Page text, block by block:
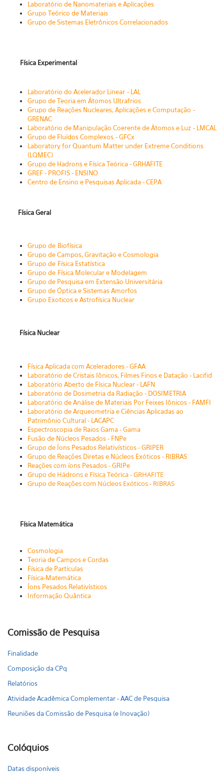
Laboratório de Nanomateriais e Aplicações
Grupo Teórico de Materiais
Grupo de Sistemas Eletrônicos Correlacionados
Física Experimental
Laboratório do Acelerador Linear - LAL
Grupo de Teoria em Átomos Ultrafrios
Grupo de Reações Nucleares, Aplicações e Computação -
GRENAC
Laboratório de Manipulação Coerente de Átomos e Luz - LMCAL
Grupo de Fluídos Complexos - GFCx
Laboratory for Quantum Matter under Extreme Conditions
(LQMEC)
Grupo de Hadrons e Física Teórica - GRHAFITE
GREF - PROFIS - ENSINO
Centro de Ensino e Pesquisas Aplicada - CEPA
Física Geral
Grupo de Biofísica
Grupo de Campos, Gravitação e Cosmologia
Grupo de Física Estatística
Grupo de Física Molecular e Modelagem
Grupo de Pesquisa em Extensão Universitária
Grupo de Óptica e Sistemas Amorfos
Grupo Exoticos e Astrofísica Nuclear
Física Nuclear
Física Aplicada com Aceleradores - GFAA
Laboratório de Cristais Iônicos, Filmes Finos e Datação - Lacifid
Laboratório Aberto de Física Nuclear - LAFN
Laboratório de Dosimetria da Radiação - DOSIMETRIA
Laboratório de Análise de Materiais Por Feixes Iônicos - FAMFI
Laboratório de Arqueometria e Ciências Aplicadas ao
Patrimônio Cultural - LACAPC
Espectroscopia de Raios Gama - Gama
Fusão de Núcleos Pesados - FNPe
Grupo de Íons Pesados Relativísticos - GRIPER
Grupo de Reações Diretas e Núcleos Exóticos - RIBRAS
Reações com íons Pesados - GRIPe
Grupo de Hádrons e Física Teórica - GRHAFITE
Grupo de Reações com Núcleos Exóticos - RIBRAS
Física Matemática
Cosmologia
Teoria de Campos e Cordas
Física de Partículas
Física-Matemática
Íons Pesados Relativísticos
Informação Quântica
Comissão de Pesquisa
Finalidade
Composição da CPq
Relatórios
Atividade Acadêmica Complementar - AAC de Pesquisa
Reuniões da Comissão de Pesquisa (e Inovação)
Colóquios
Datas disponíveis